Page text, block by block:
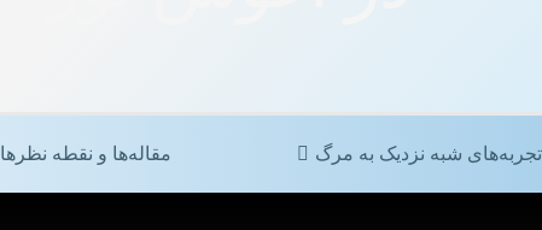
تجربه‌های شبه نزدیک به مرگ مقاله‌ها و نقطه نظرها